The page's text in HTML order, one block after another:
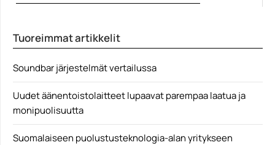
Jagged Alliance
Tuoreimmat artikkelit
Soundbar järjestelmät vertailussa
Uudet äänentoistolaitteet lupaavat parempaa laatua ja
monipuolisuutta
Suomalaiseen puolustusteknologia-alan yritykseen